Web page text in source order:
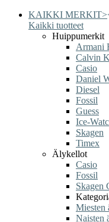
KAIKKI MERKIT>
Kaikki tuotteet
Huippumerkit
Armani
Calvin
Casio
Daniel
Diesel
Fossil
Guess
Ice-
Skagen
Timex
Älykellot
Casio
Fossil
Skagen
Miesten
Naisten